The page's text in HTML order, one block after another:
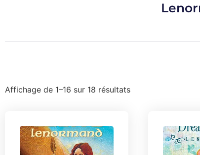
Affichage de 1–16 sur 18 résultats